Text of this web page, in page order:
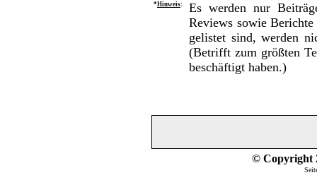
*Hinweis:
Es werden nur
Reviews sowie
gelistet sind, werden
(Betrifft zum größten
beschäftigt haben.)
© Copyright